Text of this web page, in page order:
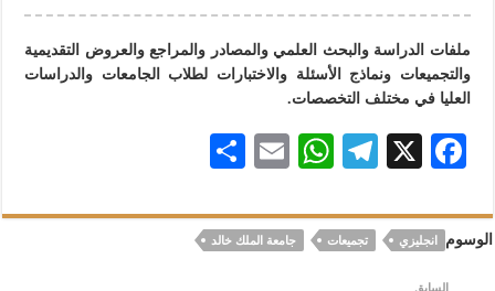
ملفات الدراسة والبحث العلمي والمصادر والمراجع والعروض التقديمية
والتجميعات ونماذج الأسئلة والاختبارات لطلاب الجامعات والدراسات
العليا في مختلف التخصصات.
F
eb
oo
X
Te
gr
a
W
at
s
E
ai
l
ar
e
الوسوم انجليزي تجميعات جامعة الملك خالد
السابق